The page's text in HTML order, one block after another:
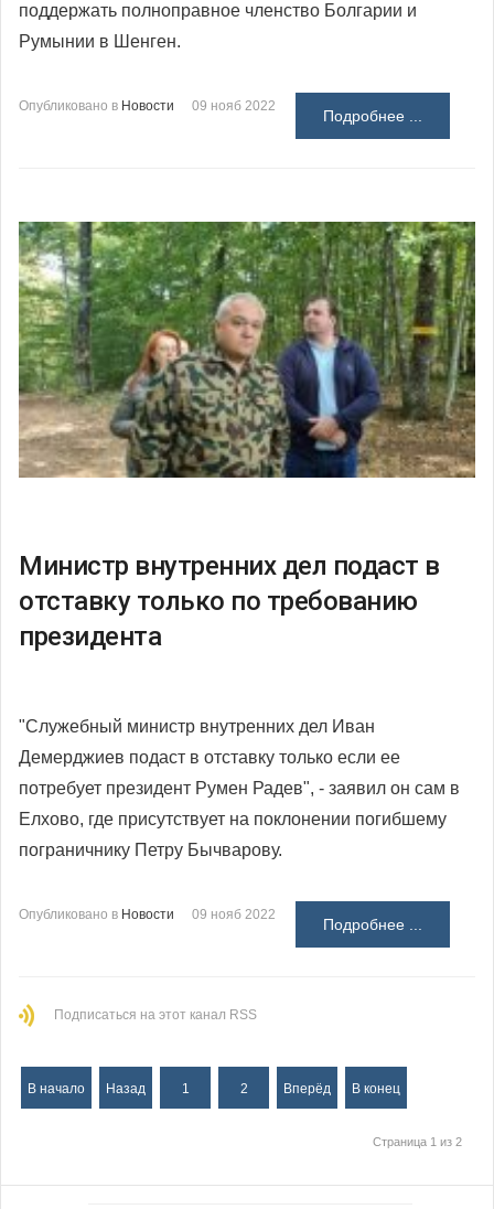
поддержать полноправное членство Болгарии и
Румынии в Шенген.
Опубликовано в Новости 09 нояб 2022
Подробнее ...
Министр внутренних дел подаст в
отставку только по требованию
президента
"Служебный министр внутренних дел Иван
Демерджиев подаст в отставку только если ее
потребует президент Румен Радев", - заявил он сам в
Елхово, где присутствует на поклонении погибшему
пограничнику Петру Бычварову.
Опубликовано в Новости 09 нояб 2022
Подробнее ...
Подписаться на этот канал RSS
В начало Назад 1 2 Вперёд В конец
Страница 1 из 2